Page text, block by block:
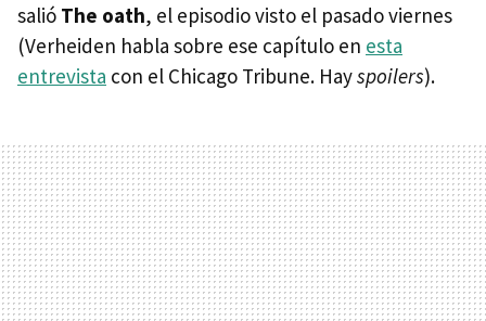
salió The oath, el episodio visto el pasado viernes
(Verheiden habla sobre ese capítulo en esta
entrevista con el Chicago Tribune. Hayspoilers).